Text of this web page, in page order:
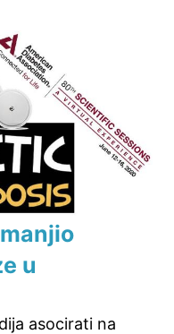
u
asocirati na